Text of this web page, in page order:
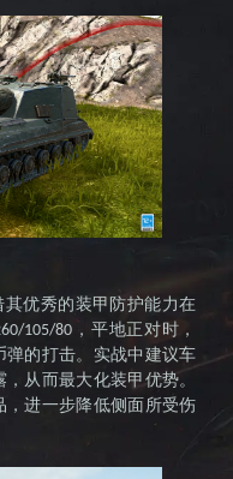
优秀的装甲防护能力在
105/80 ，平地正对时，
的打击。实战中建议车
从而最大化装甲优势。
进一步降低侧面所受伤